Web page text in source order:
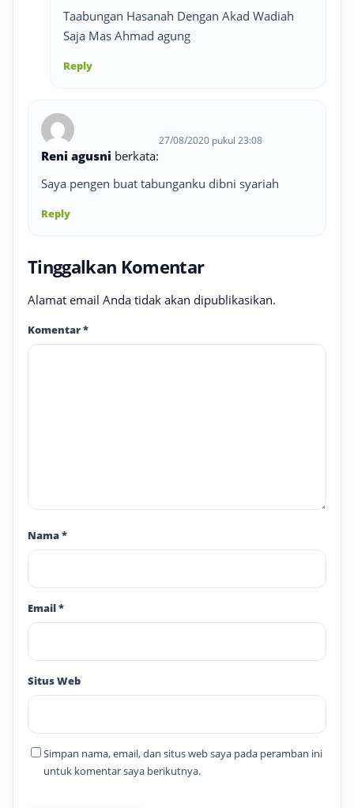
Taabungan Hasanah Dengan Akad Wadiah
Saja Mas Ahmad agung
Reply
Reni agusni berkata:
27/08/2020 pukul 23:08
Saya pengen buat tabunganku dibni syariah
Reply
Tinggalkan Komentar
Alamat email Anda tidak akan dipublikasikan.
Komentar*
Nama*
Email*
Situs Web
Simpan nama, email, dan situs web saya pada peramban ini
untuk komentar saya berikutnya.